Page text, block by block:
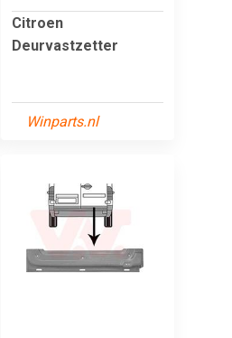
Citroen
Deurvastzetter
Winparts.nl